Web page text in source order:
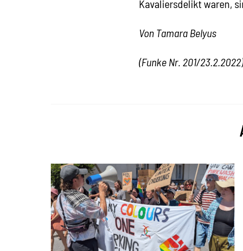
Kavaliersdelikt waren,
Von Tamara Belyus
(Funke Nr. 201/23.2.2022)